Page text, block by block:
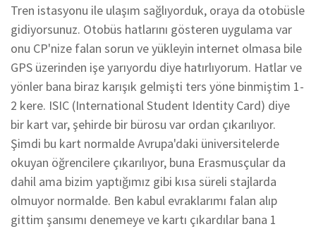
Tren istasyonu ile ulaşım sağlıyorduk, oraya da otobüsle
gidiyorsunuz. Otobüs hatlarını gösteren uygulama var
onu CP'nize falan sorun ve yükleyin internet olmasa bile
GPS üzerinden işe yarıyordu diye hatırlıyorum. Hatlar ve
yönler bana biraz karışık gelmişti ters yöne binmiştim 1-
2 kere. ISIC (International Student Identity Card) diye
bir kart var, şehirde bir bürosu var ordan çıkarılıyor.
Şimdi bu kart normalde Avrupa'daki üniversitelerde
okuyan öğrencilere çıkarılıyor, buna Erasmusçular da
dahil ama bizim yaptığımız gibi kısa süreli stajlarda
olmuyor normalde. Ben kabul evraklarımı falan alıp
gittim şansımı denemeye ve kartı çıkardılar bana 1